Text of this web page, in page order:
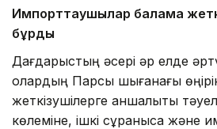
Импорттаушылар балама
бұрды
Дағдарыстың әсері әр елде
олардың Парсы шығанағы
жеткізушілерге қаншалықты
көлеміне, ішкі сұранысқа және